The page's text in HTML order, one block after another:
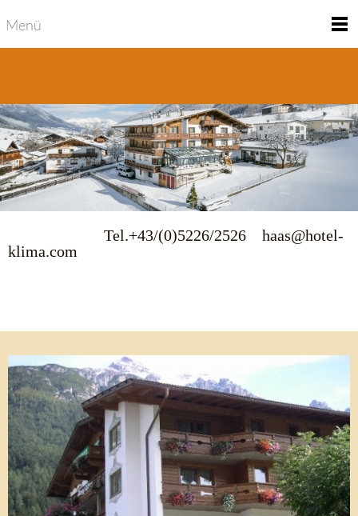
Menü
Tel.+43/(0)5226/2526 haas@hotel-
klima.com